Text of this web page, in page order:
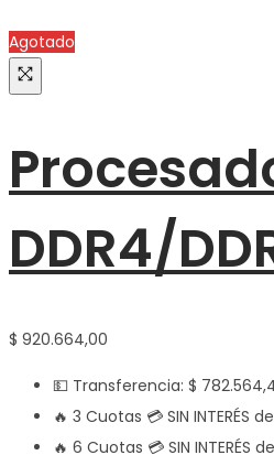
Agotado
DDR4/
$ 920.664,00
💵 Transferencia: $
🔥 3 Cuotas 💳 SIN INTERÉS de
🔥 6 Cuotas 💳 SIN INTERÉS de